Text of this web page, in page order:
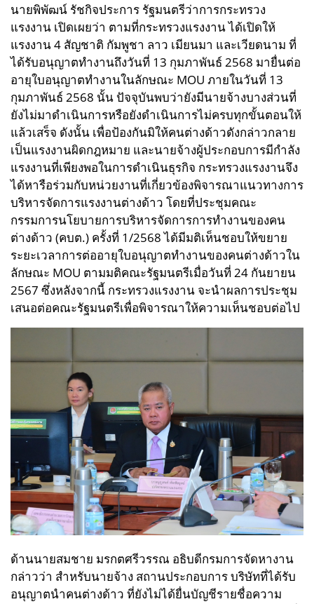
นายพิพัฒน์ รัชกิจประการ รัฐมนตรีว่าการกระทรวง
แรงงาน เปิดเผยว่า ตามที่กระทรวงแรงงาน ได้เปิดให้
แรงงาน 4 สัญชาติ กัมพูชา ลาว เมียนมา และเวียดนาม ที่
ได้รับอนุญาตทำงานถึงวันที่ 13 กุมภาพันธ์ 2568 มายื่นต่อ
อายุใบอนุญาตทำงานในลักษณะ MOU ภายในวันที่ 13
กุมภาพันธ์ 2568 นั้น ปัจจุบันพบว่ายังมีนายจ้างบางส่วนที่
ยังไม่มาดำเนินการหรือยังดำเนินการไม่ครบทุกขั้นตอนให้
แล้วเสร็จ ดังนั้น เพื่อป้องกันมิให้คนต่างด้าวดังกล่าวกลาย
เป็นแรงงานผิดกฎหมาย และนายจ้างผู้ประกอบการมีกำลัง
แรงงานที่เพียงพอในการดำเนินธุรกิจ กระทรวงแรงงานจึง
ได้หารือร่วมกับหน่วยงานที่เกี่ยวข้องพิจารณาแนวทางการ
บริหารจัดการแรงงานต่างด้าว โดยที่ประชุมคณะ
กรรมการนโยบายการบริหารจัดการการทำงานของคน
ต่างด้าว (คบต.) ครั้งที่ 1/2568 ได้มีมติเห็นชอบให้ขยาย
ระยะเวลาการต่ออายุใบอนุญาตทำงานของคนต่างด้าวใน
ลักษณะ MOU ตามมติคณะรัฐมนตรีเมื่อวันที่ 24 กันยายน
2567 ซึ่งหลังจากนี้ กระทรวงแรงงาน จะนำผลการประชุม
เสนอต่อคณะรัฐมนตรีเพื่อพิจารณาให้ความเห็นชอบต่อไป
ด้านนายสมชาย มรกตศรีวรรณ อธิบดีกรมการจัดหางาน
กล่าวว่า สำหรับนายจ้าง สถานประกอบการ บริษัทที่ได้รับ
อนุญาตนำคนต่างด้าว ที่ยังไม่ได้ยื่นบัญชีรายชื่อความ